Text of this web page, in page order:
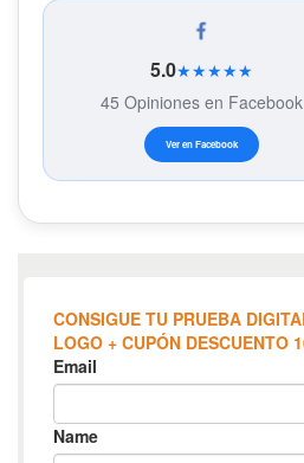
5.0★★★★★
45 Opiniones en Facebook
Ver en Facebook